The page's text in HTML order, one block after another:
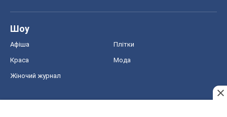
Шоу
Афіша Плітки
Краса Мода
Жіночий журнал